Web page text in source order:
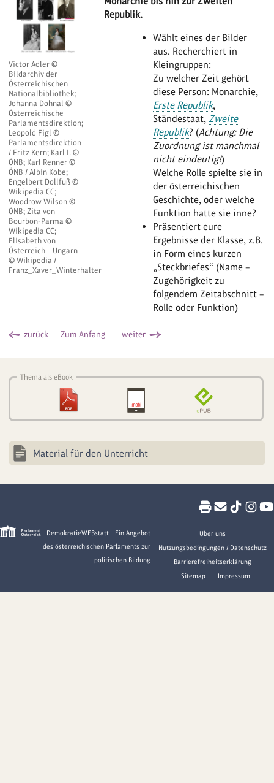
Victor Adler ©
Bildarchiv der
Österreichischen
Nationalbibliothek;
Johanna Dohnal ©
Österreichische
Parlamentsdirektion;
Leopold Figl ©
Parlamentsdirektion
/ Fritz Kern; Karl I. ©
ÖNB; Karl Renner ©
ÖNB / Albin Kobe;
Engelbert Dollfuß ©
Wikipedia CC;
Woodrow Wilson ©
ÖNB; Zita von
Bourbon-Parma ©
Wikipedia CC;
Elisabeth von
Österreich – Ungarn
© Wikipedia /
Franz_Xaver_Winterhalter
Republik.
Wählt eines der Bilder
aus. Recherchiert in
Kleingruppen:
Zu welcher Zeit gehört
diese Person: Monarchie,
Erste Republik,
Ständestaat, Zweite
Republik? (Achtung: Die
Zuordnung ist manchmal
nicht eindeutig!)
Welche Rolle spielte sie in
der österreichischen
Geschichte, oder welche
Funktion hatte sie inne?
Präsentiert eure
Ergebnisse der Klasse, z.B.
in Form eines kurzen
„Steckbriefes“ (Name –
Zugehörigkeit zu
folgendem Zeitabschnitt –
Rolle oder Funktion)
zurück Zum Anfang weiter
Thema als eBook
Material für den Unterricht
DemokratieWEBstatt - Ein Angebot
des österreichischen Parlaments zur
politischen Bildung
Über uns
Nutzungsbedingungen / Datenschutz
Barrierefreiheitserklärung
Sitemap
Impressum